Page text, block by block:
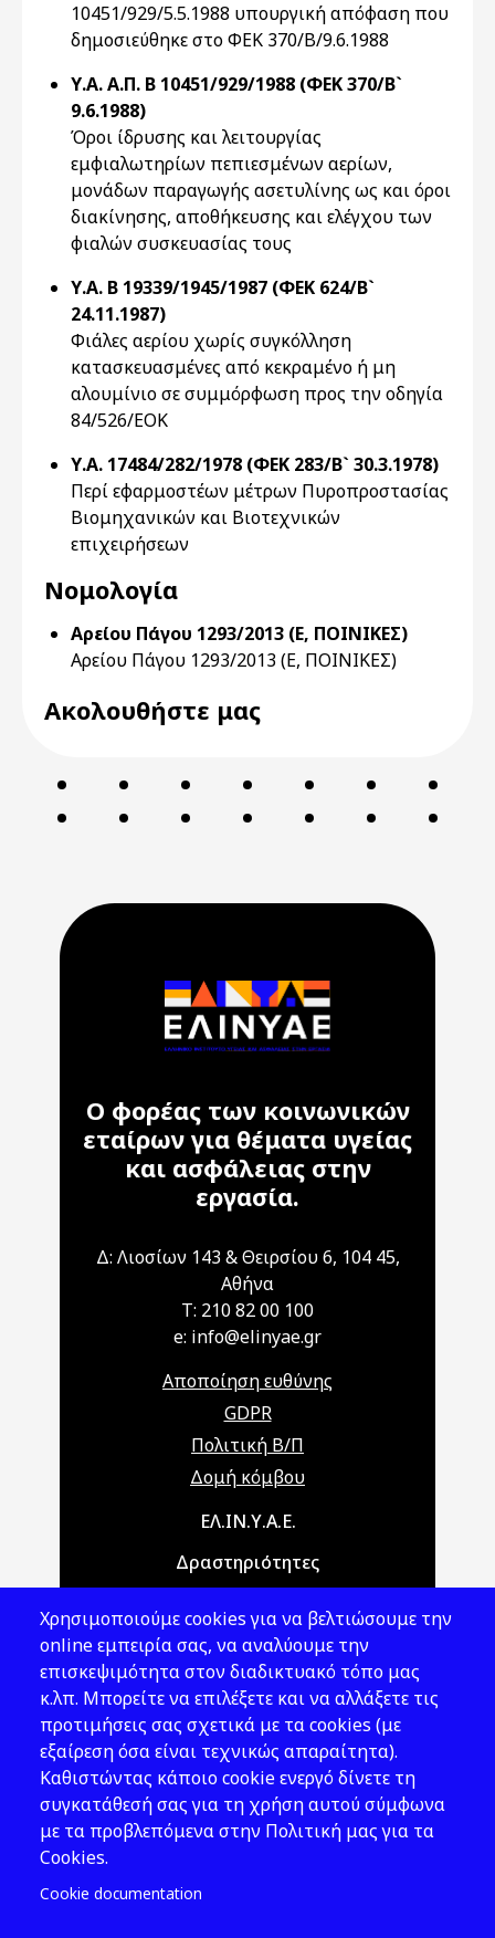
10451/929/5.5.1988 υπουργική απόφαση που
δημοσιεύθηκε στο ΦΕΚ 370/Β/9.6.1988
Υ.Α. Α.Π. Β 10451/929/1988 (ΦΕΚ 370/Β`
9.6.1988)
Όροι ίδρυσης και λειτουργίας
εμφιαλωτηρίων πεπιεσμένων αερίων,
μονάδων παραγωγής ασετυλίνης ως και όροι
διακίνησης, αποθήκευσης και ελέγχου των
φιαλών συσκευασίας τους
Υ.Α. Β 19339/1945/1987 (ΦΕΚ 624/Β`
24.11.1987)
Φιάλες αερίου χωρίς συγκόλληση
κατασκευασμένες από κεκραμένο ή μη
αλουμίνιο σε συμμόρφωση προς την οδηγία
84/526/ΕΟΚ
Υ.Α. 17484/282/1978 (ΦΕΚ 283/Β` 30.3.1978)
Περί εφαρμοστέων μέτρων Πυροπροστασίας
Βιομηχανικών και Βιοτεχνικών
επιχειρήσεων
Νομολογία
Αρείου Πάγου 1293/2013 (Ε, ΠΟΙΝΙΚΕΣ)
Αρείου Πάγου 1293/2013 (Ε, ΠΟΙΝΙΚΕΣ)
Ακολουθήστε μας
Ο φορέας των κοινωνικών
εταίρων για θέματα υγείας
και ασφάλειας στην
εργασία.
Δ: Λιοσίων 143 & Θειρσίου 6, 104 45,
Αθήνα
T: 210 82 00 100
e: info@elinyae.gr
Αποποίηση ευθύνης
GDPR
Πολιτική Β/Π
Δομή κόμβου
Main navigationΕΛ.ΙΝ.Υ.Α.Ε.
Δραστηριότητες
Νομοθεσία
Εκδόσεις
Νέα - Εκδηλώσεις
Ακολουθήστε μας
Χρησιμοποιούμε cookies για να βελτιώσουμε την
online εμπειρία σας, να αναλύουμε την
επισκεψιμότητα στον διαδικτυακό τόπο μας
κ.λπ. Μπορείτε να επιλέξετε και να αλλάξετε τις
προτιμήσεις σας σχετικά με τα cookies (με
εξαίρεση όσα είναι τεχνικώς απαραίτητα).
Καθιστώντας κάποιο cookie ενεργό δίνετε τη
συγκατάθεσή σας για τη χρήση αυτού σύμφωνα
με τα προβλεπόμενα στην Πολιτική μας για τα
Cookies.
Cookie documentation